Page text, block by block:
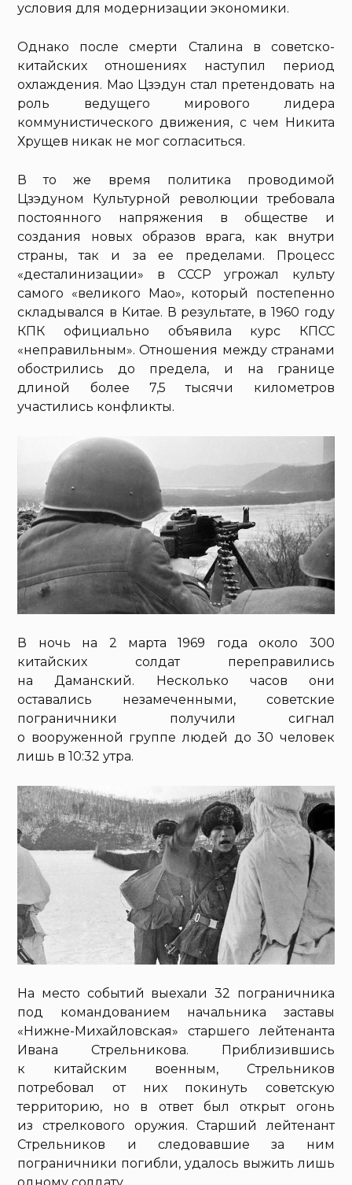
условия для модернизации экономики.
Однако после смерти Сталина в советско-
китайских отношениях наступил период
охлаждения. Мао Цзэдун стал претендовать на
роль ведущего мирового лидера
коммунистического движения, с чем Никита
Хрущев никак не мог согласиться.
В то же время политика проводимой
Цзэдуном Культурной революции требовала
постоянного напряжения в обществе и
создания новых образов врага, как внутри
страны, так и за ее пределами. Процесс
«десталинизации» в СССР угрожал культу
самого «великого Мао», который постепенно
складывался в Китае. В результате, в 1960 году
КПК официально объявила курс КПСС
«неправильным». Отношения между странами
обострились до предела, и на границе
длиной более 7,5 тысячи километров
участились конфликты.
В ночь на 2 марта 1969 года около 300
китайских солдат переправились
на Даманский. Несколько часов они
оставались незамеченными, советские
пограничники получили сигнал
о вооруженной группе людей до 30 человек
лишь в 10:32 утра.
На место событий выехали 32 пограничника
под командованием начальника заставы
«Нижне-Михайловская» старшего лейтенанта
Ивана Стрельникова. Приблизившись
к китайским военным, Стрельников
потребовал от них покинуть советскую
территорию, но в ответ был открыт огонь
из стрелкового оружия. Старший лейтенант
Стрельников и следовавшие за ним
пограничники погибли, удалось выжить лишь
одному солдату.